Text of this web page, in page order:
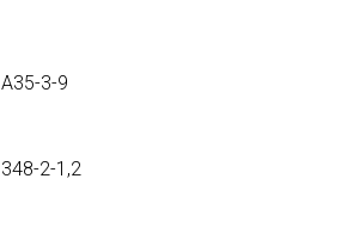
A35-3-9
348-2-1,2